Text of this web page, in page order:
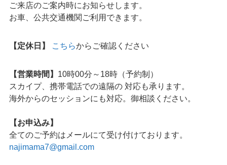
ご来店のご案内時にお知らせします。
お車、公共交通機関ご利用できます。
【定休日】 こちらからご確認ください
【営業時間】 10時00分～18時（予約制）
スカイプ、携帯電話での遠隔の 対応も承ります。
海外からのセッションにも対応。御相談ください。
【お申込み】
全てのご予約はメールにて受け付けております。
najimama7@gmail.com